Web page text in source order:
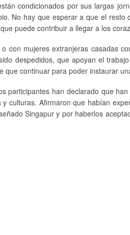
condicionados por sus largas
No hay que esperar a que el resto
puede contribuir a llegar a los
con mujeres extranjeras casadas
despedidos, que apoyan el
continuar para poder instaurar
han declarado que
culturas. Afirmaron que habían
Singapur y por haberlos